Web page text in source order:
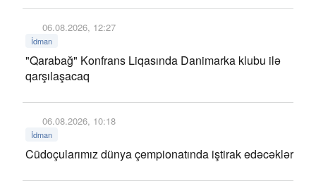
06.08.2026, 12:27
İdman
"Qarabağ" Konfrans Liqasında Danimarka klubu ilə
qarşılaşacaq
06.08.2026, 10:18
İdman
Cüdoçularımız dünya çempionatında iştirak edəcəklər